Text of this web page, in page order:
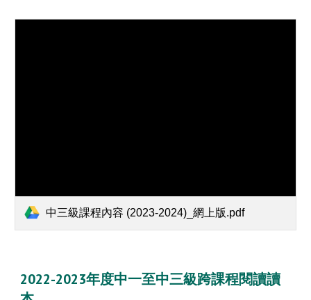
中三級課程內容 (2023-2024)_網上版.pdf
2022-2023年度中一至中三級跨課程閱讀讀